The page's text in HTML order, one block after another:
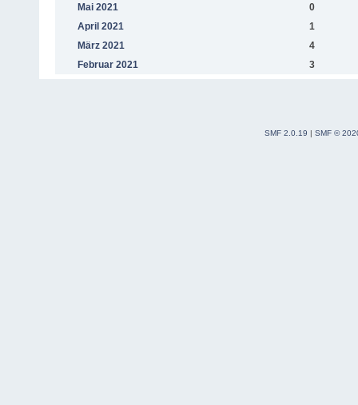
Mai 2021
0
April 2021
1
März 2021
4
Februar 2021
3
SMF 2.0.19 | SMF ©